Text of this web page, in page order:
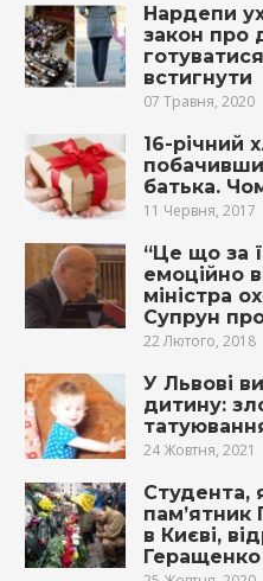
Нардепи
закон про
встигнути
07 Травня, 2020
16-річний
батька.
11 Червня, 2017
“Це що за
емоційно
міністра
Супрун
22 Лютого, 2018
У Львові
дитину:
24 Жовтня, 2021
Студента,
пам’ятник
в Києві,
Геращенко